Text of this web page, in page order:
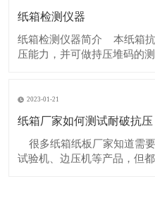
纸箱检测仪器
纸箱检测仪器简介 本纸箱
压能力，并可做持压堆码的
电线、五金、自行车、手提包
2023-01-21
纸箱厂家如何测试耐破抗压
很多纸箱纸板厂家知道需
试验机、边压机等产品，但